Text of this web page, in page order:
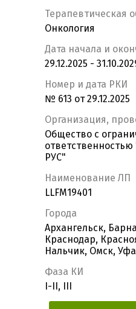
Терапевтическая
Онкология
Дата начала и
29.12.2025 -
Номер и дата РКИ
№ 613 от 29.12.2025
Организация,
Общество с
РУС"
Наименование ЛП
LLFM19401
Города
Архангельск,
Краснодар,
Нальчик, Омск, Уфа
Фаза КИ
I-II, III